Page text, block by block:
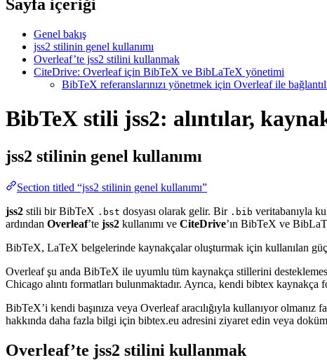
Sayfa içeriği
Genel bakış
jss2 stilinin genel kullanımı
Overleaf’te jss2 stilini kullanmak
CiteDrive: Overleaf için BibTeX ve BibLaTeX yönetimi
BibTeX referanslarınızı yönetmek için Overleaf ile
BibTeX stili jss2: alıntılar,
jss2 stilinin genel kullanımı
Section titled “jss2 stilinin genel kullanımı”
jss2 stili bir BibTeX .bst dosyası olarak gelir. Bir .bib veritabanıyla
ardından Overleaf’te jss2 kullanımı ve CiteDrive’ın BibTeX ve
BibTeX, LaTeX belgelerinde kaynakçalar oluşturmak için kullanılan
Overleaf şu anda BibTeX ile uyumlu tüm kaynakça stillerini
Chicago alıntı formatları bulunmaktadır. Ayrıca, kendi bibtex
BibTeX’i kendi başınıza veya Overleaf aracılığıyla kullanıyor
hakkında daha fazla bilgi için bibtex.eu adresini ziyaret edin veya
Overleaf’te jss2 stilini kullanmak